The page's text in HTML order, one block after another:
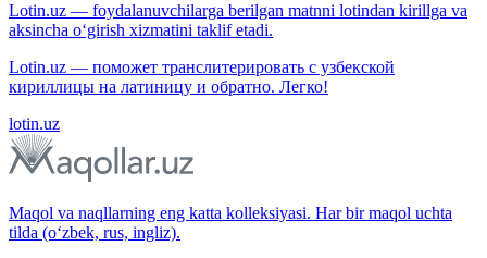
Lotin.uz — foydalanuvchilarga berilgan matnni lotindan kirillga va
aksincha o‘girish xizmatini taklif etadi.
Lotin.uz — поможет транслитерировать с узбекской
кириллицы на латиницу и обратно. Легко!
lotin.uz
Maqol va naqllarning eng katta kolleksiyasi. Har bir maqol uchta
tilda (o‘zbek, rus, ingliz).